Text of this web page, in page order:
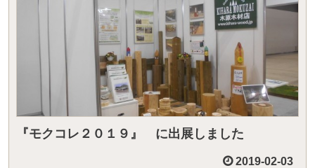
『モクコレ２０１９』 に出展しました
2019-02-03